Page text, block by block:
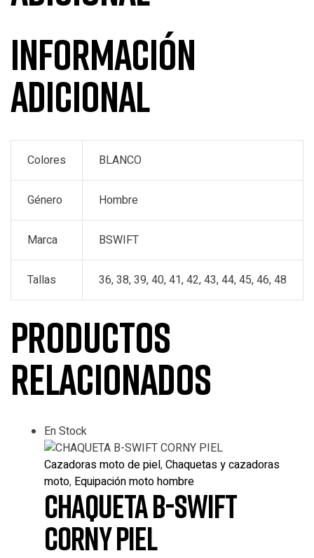
Información
adicional
Colores BLANCO
Género Hombre
Marca BSWIFT
Tallas 36, 38, 39, 40, 41, 42, 43, 44, 45, 46, 48
Productos
relacionados
En Stock
Cazadoras moto de piel,Chaquetas y cazadoras
moto, Equipación moto hombre
CHAQUETA B-SWIFT
CORNY PIEL